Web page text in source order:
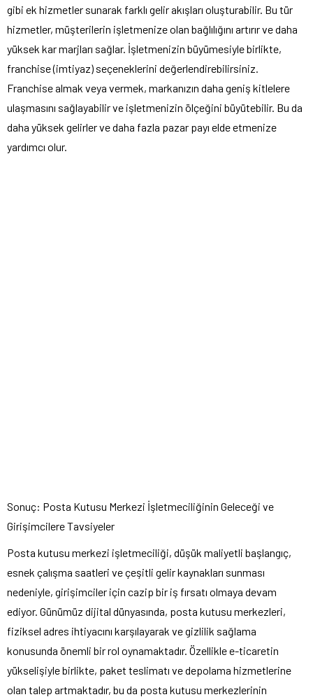
gibi ek hizmetler sunarak farklı gelir akışları oluşturabilir. Bu tür
hizmetler, müşterilerin işletmenize olan bağlılığını artırır ve daha
yüksek kar marjları sağlar. İşletmenizin büyümesiyle birlikte,
franchise (imtiyaz) seçeneklerini değerlendirebilirsiniz.
Franchise almak veya vermek, markanızın daha geniş kitlelere
ulaşmasını sağlayabilir ve işletmenizin ölçeğini büyütebilir. Bu da
daha yüksek gelirler ve daha fazla pazar payı elde etmenize
yardımcı olur.
Sonuç: Posta Kutusu Merkezi İşletmeciliğinin Geleceği ve
Girişimcilere Tavsiyeler
Posta kutusu merkezi işletmeciliği, düşük maliyetli başlangıç,
esnek çalışma saatleri ve çeşitli gelir kaynakları sunması
nedeniyle, girişimciler için cazip bir iş fırsatı olmaya devam
ediyor. Günümüz dijital dünyasında, posta kutusu merkezleri,
fiziksel adres ihtiyacını karşılayarak ve gizlilik sağlama
konusunda önemli bir rol oynamaktadır. Özellikle e-ticaretin
yükselişiyle birlikte, paket teslimatı ve depolama hizmetlerine
olan talep artmaktadır, bu da posta kutusu merkezlerinin